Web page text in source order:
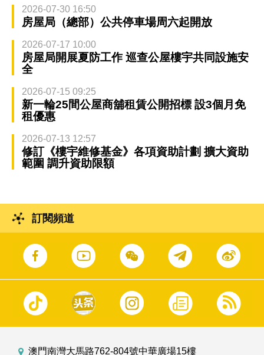
2026-07-30 16:50
房屋局（總部）公共停車場周六起開放
2026-07-17 10:00
房屋局開展夏防工作 巡查公屋樓宇共同設施安
全
2026-07-15 09:25
新一輪25間公屋商舖租賃公開招標 設3個月免
租優惠
2026-07-13 12:57
修訂《樓宇維修基金》各項資助計劃 擴大資助
範圍 調升資助限額
訂閱頻道
澳門南灣大馬路762-804號中華廣場15樓